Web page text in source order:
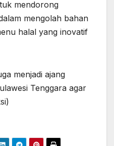
mendorong
mengolah bahan
halal yang inovatif
menjadi ajang
Tenggara agar